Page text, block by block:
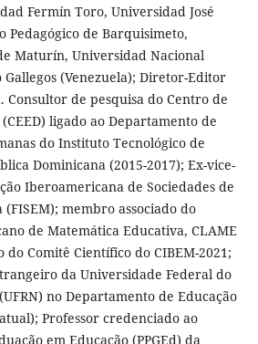
Fermín Toro, Universidad José
Pedagógico de Barquisimeto,
Maturín, Universidad Nacional
(Venezuela); Diretor-Editor
Consultor de pesquisa do Centro de
ligado ao Departamento de
do Instituto Tecnológico de
Dominicana (2015-2017); Ex-vice-
Iberoamericana de Sociedades de
membro associado do
de Matemática Educativa, CLAME
Comitê Científico do CIBEM-2021;
da Universidade Federal do
no Departamento de Educação
Professor credenciado ao
em Educação (PPGEd) da